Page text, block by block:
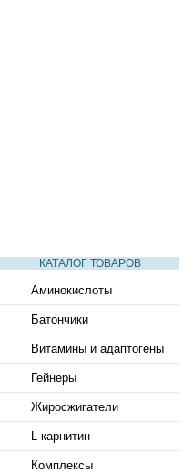
КАТАЛОГ ТОВАРОВ
Аминокислоты
Батончики
Витамины и адаптогены
Гейнеры
Жиросжигатели
L-карнитин
Комплексы